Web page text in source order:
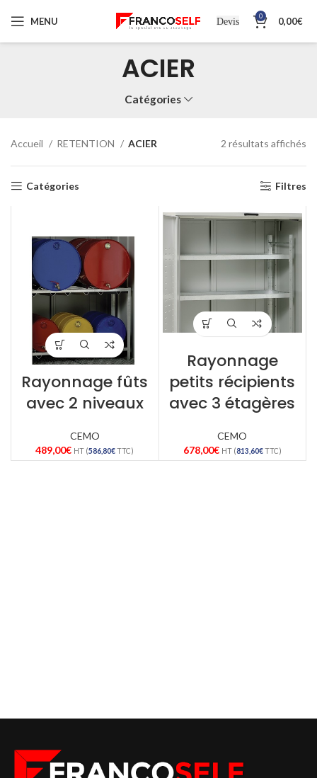
MENU Devis 0 0,00€
ACIER
Catégories
Accueil RETENTION ACIER 2 résultats affichés
Catégories Filtres
Rayonnage fûts
avec 2 niveaux
CEMO
489,00€ HT (586,80€TTC)
Rayonnage
petits récipients
avec 3 étagères
CEMO
678,00€ HT (813,60€TTC)